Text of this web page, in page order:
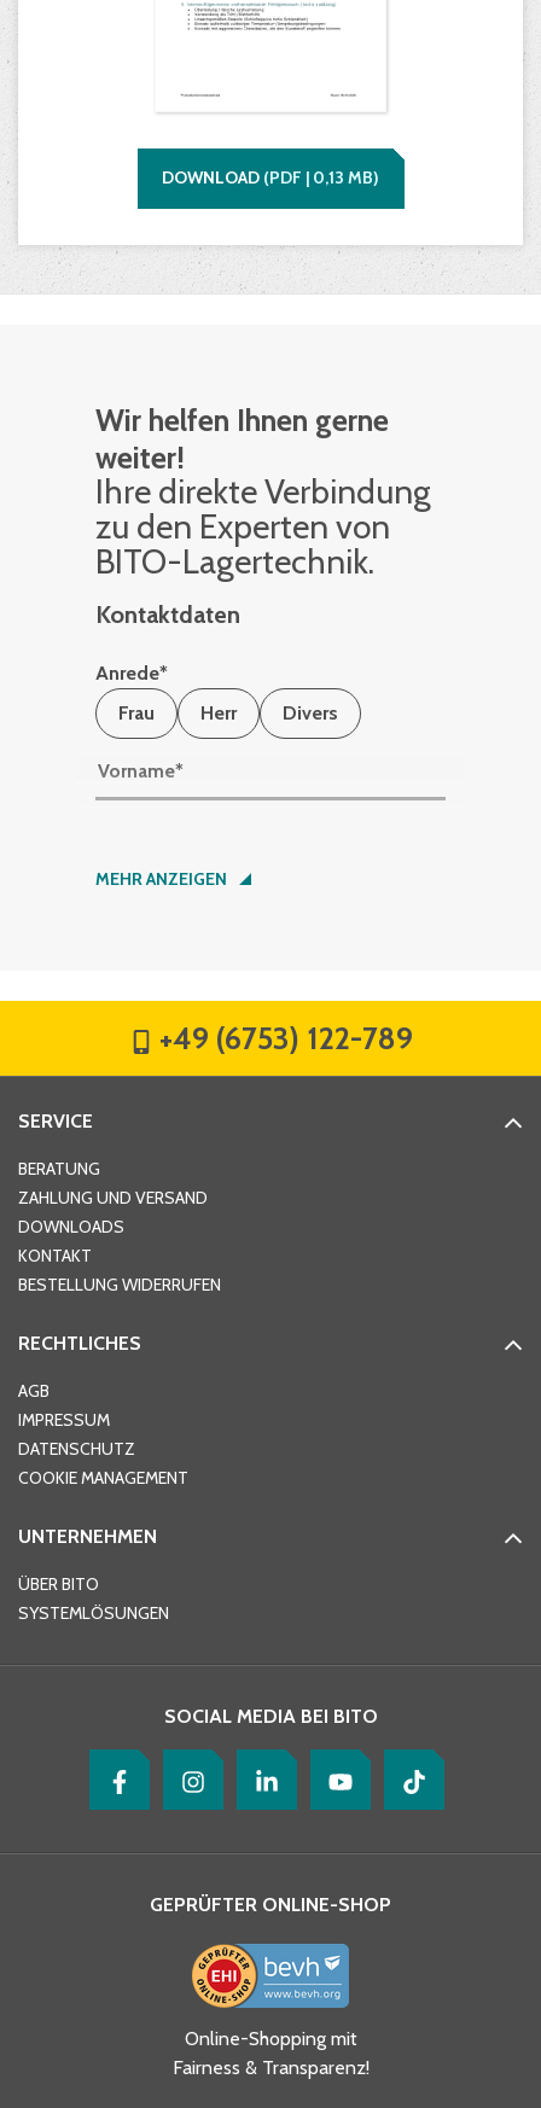
DOWNLOAD (PDF | 0,13 MB)
Wir helfen Ihnen gerne
weiter!
Ihre di­rek­te Ver­bin­dung
zu den Ex­per­ten von
BITO-La­ger­tech­nik.
Kontaktdaten
Anrede*
Frau
Herr Divers
Vorname*
Nachname*
Hausnummer
Ort*
Telefon
Ja, ich habe die
Datenschutzhinweise gelesen
und akzeptiere diese.
MEHR ANZEIGEN
+49 (6753) 122-789
SERVICE
BERATUNG
ZAHLUNG UND VERSAND
DOWNLOADS
KONTAKT
BESTELLUNG WIDERRUFEN
RECHTLICHES
AGB
IMPRESSUM
DATENSCHUTZ
COOKIE MANAGEMENT
UNTERNEHMEN
ÜBER BITO
SYSTEMLÖSUNGEN
SOCIAL MEDIA BEI BITO
GEPRÜFTER ONLINE-SHOP
Online-Shopping mit
Fairness & Transparenz!